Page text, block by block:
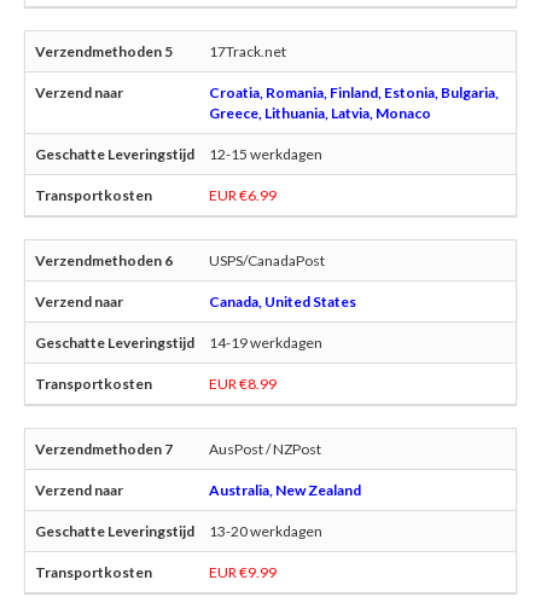
17Track.net
Croatia, Romania, Finland, Estonia, Bulgaria,
Greece, Lithuania, Latvia, Monaco
12-15 werkdagen
EUR €6.99
USPS/CanadaPost
Canada, United States
14-19 werkdagen
EUR €8.99
AusPost / NZPost
Australia, New Zealand
13-20 werkdagen
EUR €9.99